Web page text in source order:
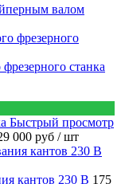
валом
станка
Быстрый просмотр
000 руб / шт
кантов 230 В 175